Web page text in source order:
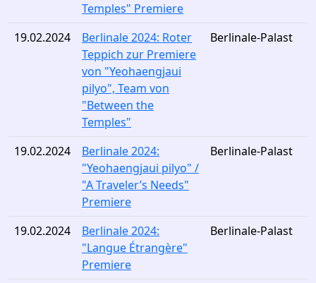
Temples" Premiere
19.02.2024
Berlinale 2024: Roter
Teppich zur Premiere
von "Yeohaengjaui
pilyo", Team von
"Between the
Temples"
Berlinale-Palast
19.02.2024
Berlinale 2024:
"Yeohaengjaui pilyo" /
"A Traveler’s Needs"
Premiere
Berlinale-Palast
19.02.2024
Berlinale 2024:
"Langue Étrangère"
Premiere
Berlinale-Palast